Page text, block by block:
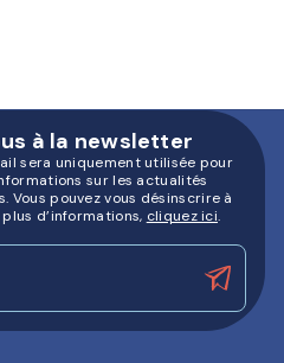
à la newsletter
sera uniquement utilisée pour
sur les actualités
Vous pouvez vous désinscrire à
d’informations, cliquez ici.